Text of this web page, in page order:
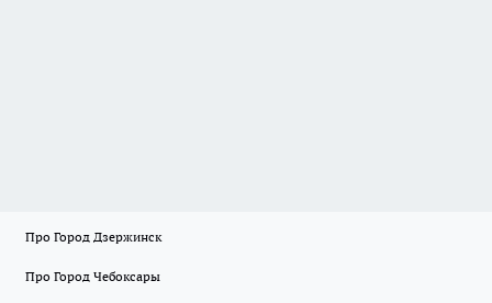
Про Город Дзержинск
Про Город Чебоксары